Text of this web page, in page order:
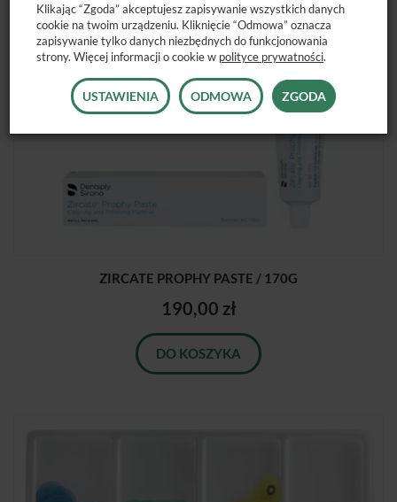
ZIRCATE PROPHY PASTE / 170G
190,00 zł
DO KOSZYKA
Klikając “Zgoda” akceptujesz zapisywanie wszystkich danych
cookie na twoim urządzeniu. Kliknięcie “Odmowa” oznacza
zapisywanie tylko danych niezbędnych do funkcjonowania
strony. Więcej informacji o cookie w polityce prywatności.
USTAWIENIA ODMOWA ZGODA